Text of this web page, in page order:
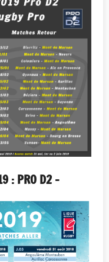
: PRO D2 -